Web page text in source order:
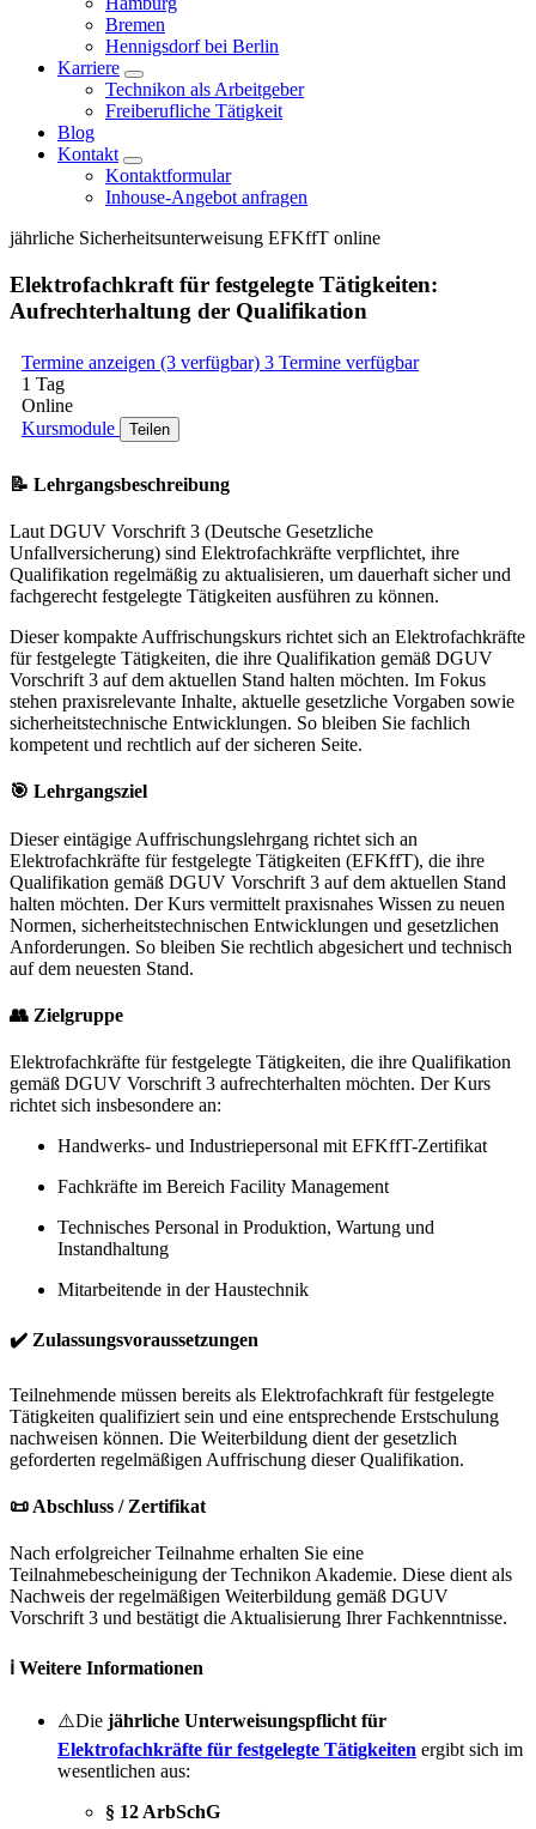
Bremen
Hennigsdorf bei Berlin
Karriere
Technikon als Arbeitgeber
Freiberufliche Tätigkeit
Blog
Kontakt
Kontaktformular
Inhouse-Angebot anfragen
jährliche Sicherheitsunterweisung EFKffT online
Elektrofachkraft für festgelegte Tätigkeiten:
Aufrechterhaltung der Qualifikation
Termine anzeigen (3 verfügbar) 3 Termine verfügbar
1 Tag
Online
Kursmodule
Teilen
📝 Lehrgangsbeschreibung
Laut DGUV Vorschrift 3 (Deutsche Gesetzliche
Unfallversicherung) sind Elektrofachkräfte verpflichtet, ihre
Qualifikation regelmäßig zu aktualisieren, um dauerhaft sicher und
fachgerecht festgelegte Tätigkeiten ausführen zu können.
Dieser kompakte Auffrischungskurs richtet sich an Elektrofachkräfte
für festgelegte Tätigkeiten, die ihre Qualifikation gemäß DGUV
Vorschrift 3 auf dem aktuellen Stand halten möchten. Im Fokus
stehen praxisrelevante Inhalte, aktuelle gesetzliche Vorgaben sowie
sicherheitstechnische Entwicklungen. So bleiben Sie fachlich
kompetent und rechtlich auf der sicheren Seite.
🎯 Lehrgangsziel
Dieser eintägige Auffrischungslehrgang richtet sich an
Elektrofachkräfte für festgelegte Tätigkeiten (EFKffT), die ihre
Qualifikation gemäß DGUV Vorschrift 3 auf dem aktuellen Stand
halten möchten. Der Kurs vermittelt praxisnahes Wissen zu neuen
Normen, sicherheitstechnischen Entwicklungen und gesetzlichen
Anforderungen. So bleiben Sie rechtlich abgesichert und technisch
auf dem neuesten Stand.
👥 Zielgruppe
Elektrofachkräfte für festgelegte Tätigkeiten, die ihre Qualifikation
gemäß DGUV Vorschrift 3 aufrechterhalten möchten. Der Kurs
richtet sich insbesondere an:
Handwerks- und Industriepersonal mit EFKffT-Zertifikat
Fachkräfte im Bereich Facility Management
Technisches Personal in Produktion, Wartung und
Instandhaltung
Mitarbeitende in der Haustechnik
✔️ Zulassungsvoraussetzungen
Teilnehmende müssen bereits als Elektrofachkraft für festgelegte
Tätigkeiten qualifiziert sein und eine entsprechende Erstschulung
nachweisen können. Die Weiterbildung dient der gesetzlich
geforderten regelmäßigen Auffrischung dieser Qualifikation.
📜 Abschluss / Zertifikat
Nach erfolgreicher Teilnahme erhalten Sie eine
Teilnahmebescheinigung der Technikon Akademie. Diese dient als
Nachweis der regelmäßigen Weiterbildung gemäß DGUV
Vorschrift 3 und bestätigt die Aktualisierung Ihrer Fachkenntnisse.
ℹ️ Weitere Informationen
⚠️Die jährliche Unterweisungspflicht für
Elektrofachkräfte für festgelegte Tätigkeiten ergibt sich im
wesentlichen aus:
§ 12 ArbSchG